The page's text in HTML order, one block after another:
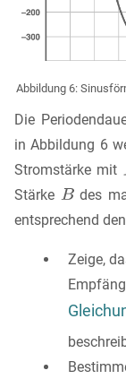
Abbildung 6:
Die
in Abbildung 6
Stromstärke mit
Stärke
des
entsprechend
Zeige,